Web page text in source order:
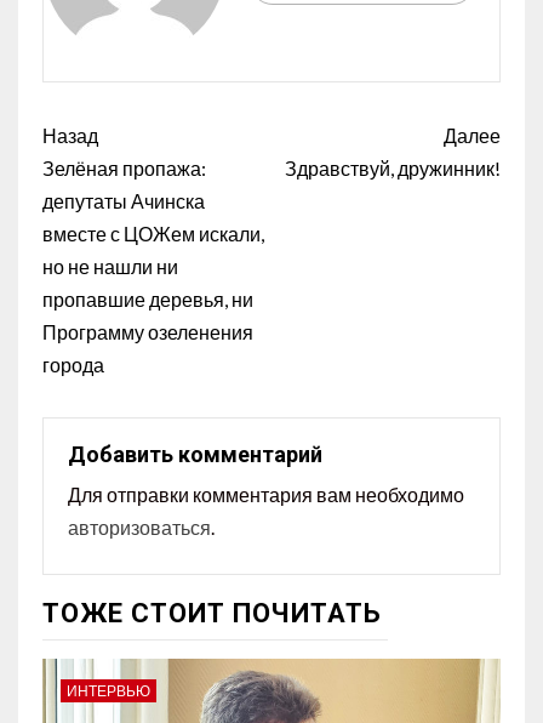
Назад
Зелёная пропажа:
депутаты Ачинска
вместе с ЦОЖем искали,
но не нашли ни
пропавшие деревья, ни
Программу озеленения
города
Далее
Здравствуй, дружинник!
Добавить комментарий
Для отправки комментария вам необходимо
авторизоваться.
ТОЖЕ СТОИТ ПОЧИТАТЬ
ИНТЕРВЬЮ